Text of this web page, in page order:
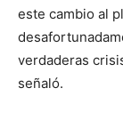
este cambio al
verdaderas
señaló.